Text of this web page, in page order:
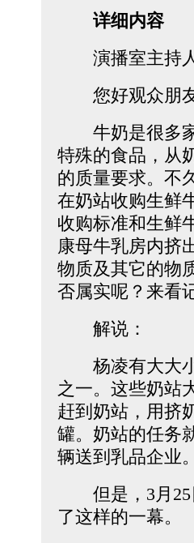
详细内容
演播室主持人
您好观众朋友
牛奶是很多家
特殊的食品，从
的质量要求。不
在奶站收购生鲜
收购标准和生鲜
康母牛乳房内挤
物质及其它的物
否属实呢？来看
解说：
杨凌有大大小
之一。这些奶站
赶到奶站，用挤
罐。奶站的任务
辆送到乳品企业。
但是，3月25
了这样的一幕。